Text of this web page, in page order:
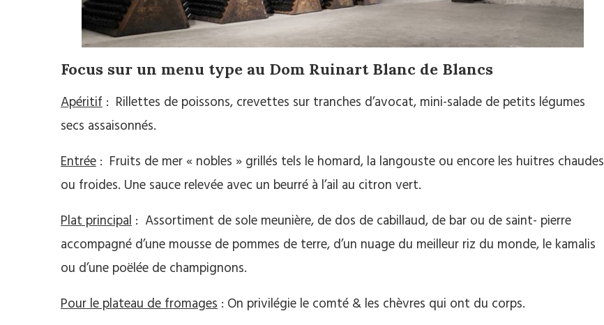
Focus sur un menu type au Dom Ruinart Blanc de Blancs
Apéritif : Rillettes de poissons, crevettes sur tranches d’avocat, mini-salade de petits légumes
secs assaisonnés.
Entrée : Fruits de mer « nobles » grillés tels le homard, la langouste ou encore les huitres chaudes
ou froides. Une sauce relevée avec un beurré à l’ail au citron vert.
Plat principal : Assortiment de sole meunière, de dos de cabillaud, de bar ou de saint- pierre
accompagné d’une mousse de pommes de terre, d’un nuage du meilleur riz du monde, le kamalis
ou d’une poëlée de champignons.
Pour le plateau de fromages : On privilégie le comté & les chèvres qui ont du corps.